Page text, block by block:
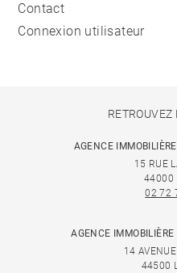
Contact
Connexion utilisateur
RETROUVEZ
AGENCE
15 RUE
44000
02 72
AGENCE
14
44500